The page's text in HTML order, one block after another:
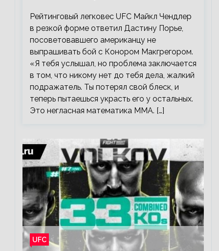
Рейтинговый легковес UFC Майкл Чендлер
в резкой форме ответил Дастину Порье,
посоветовавшего американцу не
выпрашивать бой с Конором Макгрегором.
«Я тебя услышал, но проблема заключается
в том, что никому нет до тебя дела, жалкий
подражатель. Ты потерял свой блеск, и
теперь пытаешься украсть его у остальных.
Это негласная математика ММА. […]
UFC